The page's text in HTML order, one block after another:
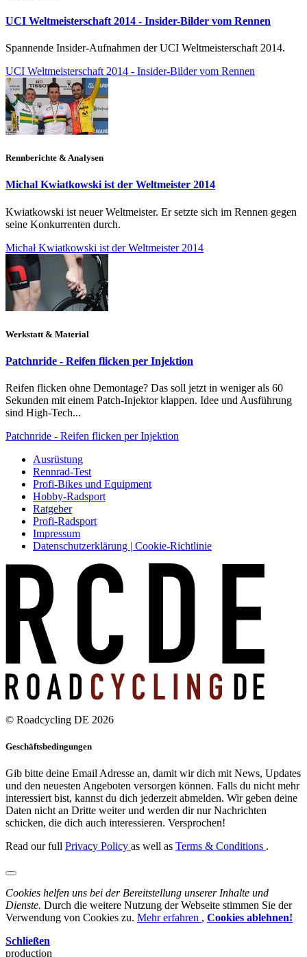
UCI Weltmeisterschaft 2014 - Insider-Bilder vom Rennen
Spannende Insider-Aufnahmen der UCI Weltmeisterschaft 2014.
UCI Weltmeisterschaft 2014 - Insider-Bilder vom Rennen
Rennberichte & Analysen
Michal Kwiatkowski ist der Weltmeister 2014
Kwiatkowski ist neuer Weltmeister. Er setzte sich im Rennen gegen
seine Konkurrenten durch.
Michał Kwiatkowski ist der Weltmeister 2014
Werkstatt & Material
Patchnride - Reifen flicken per Injektion
Reifen flicken ohne Demontage? Das soll jetzt in weniger als 60
Sekunden mit einem Patch-Injektor klappen. Idee und Ausführung
sind High-Tech...
Patchnride - Reifen flicken per Injektion
Ausrüstung
Rennrad-Test
Profi-Bikes und Equipment
Hobby-Radsport
Ratgeber
Profi-Radsport
Impressum
Datenschutzerklärung | Cookie-Richtlinie
© Roadcycling DE 2026
Geschäftsbedingungen
Gib bitte deine Email Adresse an, damit wir dich mit News, Updates
und den neuesten Angeboten versorgen können. Falls du nicht mehr
interessiert bist, kannst du dich jederzeit abmelden. Wir geben deine
Daten nicht an Dritte weiter und werden dir nur Nachrichten
schicken, die dich auch interessieren. Versprochen!
Read our full Privacy Policy as well as Terms & Conditions .
Cookies helfen uns bei der Bereitstellung unserer Inhalte und
Dienste. Durch die weitere Nutzung der Webseite stimmen Sie der
Verwendung von Cookies zu. Mehr erfahren , Cookies ablehnen!
Schließen
production